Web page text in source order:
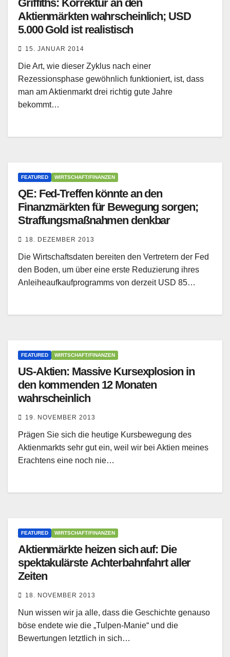
Griffiths: Korrektur an den
Aktienmärkten wahrscheinlich; USD
5.000 Gold ist realistisch
15. JANUAR 2014
Die Art, wie dieser Zyklus nach einer
Rezessionsphase gewöhnlich funktioniert, ist, dass
man am Aktienmarkt drei richtig gute Jahre
bekommt…
FEATURED WIRTSCHAFT/FINANZEN
QE: Fed-Treffen könnte an den
Finanzmärkten für Bewegung sorgen;
Straffungsmaßnahmen denkbar
18. DEZEMBER 2013
Die Wirtschaftsdaten bereiten den Vertretern der Fed
den Boden, um über eine erste Reduzierung ihres
Anleiheaufkaufprogramms von derzeit USD 85…
FEATURED WIRTSCHAFT/FINANZEN
US-Aktien: Massive Kursexplosion in
den kommenden 12 Monaten
wahrscheinlich
19. NOVEMBER 2013
Prägen Sie sich die heutige Kursbewegung des
Aktienmarkts sehr gut ein, weil wir bei Aktien meines
Erachtens eine noch nie…
FEATURED WIRTSCHAFT/FINANZEN
Aktienmärkte heizen sich auf: Die
spektakulärste Achterbahnfahrt aller
Zeiten
18. NOVEMBER 2013
Nun wissen wir ja alle, dass die Geschichte genauso
böse endete wie die „Tulpen-Manie“ und die
Bewertungen letztlich in sich…